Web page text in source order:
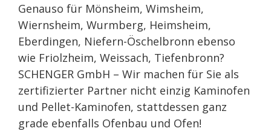
Genauso für Mönsheim, Wimsheim,
Wiernsheim, Wurmberg, Heimsheim,
Eberdingen, Niefern-Öschelbronn ebenso
wie Friolzheim, Weissach, Tiefenbronn?
SCHENGER GmbH – Wir machen für Sie als
zertifizierter Partner nicht einzig Kaminofen
und Pellet-Kaminofen, stattdessen ganz
grade ebenfalls Ofenbau und Ofen!